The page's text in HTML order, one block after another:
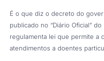
É o que diz o decreto do
publicado no “Diário Oficial”
regulamenta lei que permite a
atendimentos a doentes